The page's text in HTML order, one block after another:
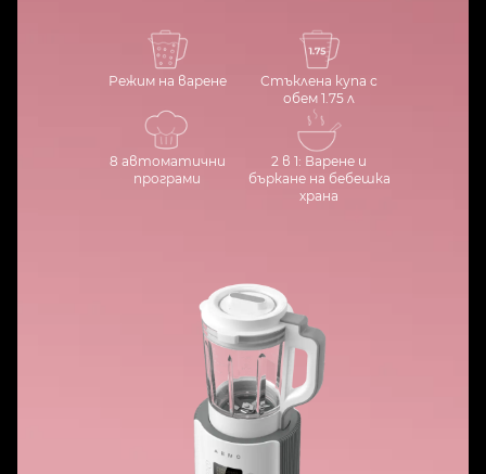
Режим на варене
Стъклена купа с
обем 1.75 л
8 автоматични
програми
2 в 1: Варене и
бъркане на бебешка
храна